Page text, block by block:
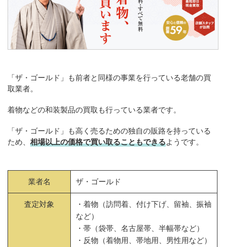
「ザ・ゴールド」も前者と同様の事業を行っている老舗の買
取業者。
着物などの和装製品の買取も行っている業者です。
「ザ・ゴールド」も高く売るための独自の販路を持っている
ため、 相場以上の価格で買い取ることもできるようです。
業者名 ザ・ゴールド
査定対象
・着物（訪問着、付け下げ、留袖、振袖
など）
・帯（袋帯、名古屋帯、半幅帯など）
・反物（着物用、帯地用、男性用など）